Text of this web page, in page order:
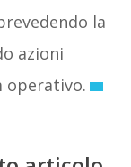
la
azioni
operativo.